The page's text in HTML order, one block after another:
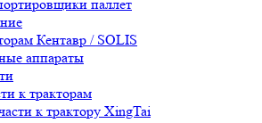
паллет
Кентавр / SOLIS
аппараты
к тракторам
к трактору XingTai